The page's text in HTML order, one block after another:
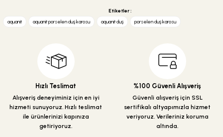
açıklamalarında ve diğer konularda
formunu kullanarak tarafımıza
görüntülenemiyor.
Ürün açıklamasında eksik bilgiler
Ürün bilgilerinde hatalar bulunuyor.
Etiketler :
aquanit
aquanit porselen duş karosu aquanit duş porselen duş karosu
Hızlı Teslimat
Alışveriş deneyiminiz için en iyi
hizmeti sunuyoruz. Hızlı teslimat
ile ürünlerinizi kapınıza
getiriyoruz.
%100 Güvenli Alışveriş
Güvenli alışveriş için SSL
sertifikalı altyapımızla hizmet
veriyoruz. Verileriniz koruma
altında.